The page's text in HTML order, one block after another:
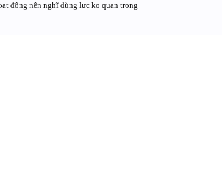
động nên nghĩ dùng lực ko quan trọng